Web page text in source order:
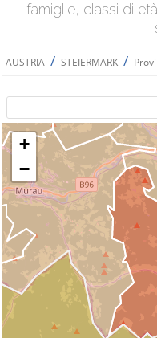
famiglie, classi di
AUSTRIA / STEIERMARK /